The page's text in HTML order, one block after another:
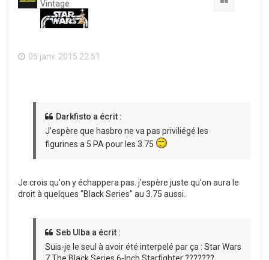
Vintage
05 janv. 2015 22:51
Darkfisto a écrit :
J'espère que hasbro ne va pas priviliégé les
figurines a 5 PA pour les 3.75
Je crois qu'on y échappera pas. j'espère juste qu'on aura le
droit à quelques "Black Series" au 3.75 aussi.
Seb Ulba a écrit :
Suis-je le seul à avoir été interpelé par ça : Star Wars